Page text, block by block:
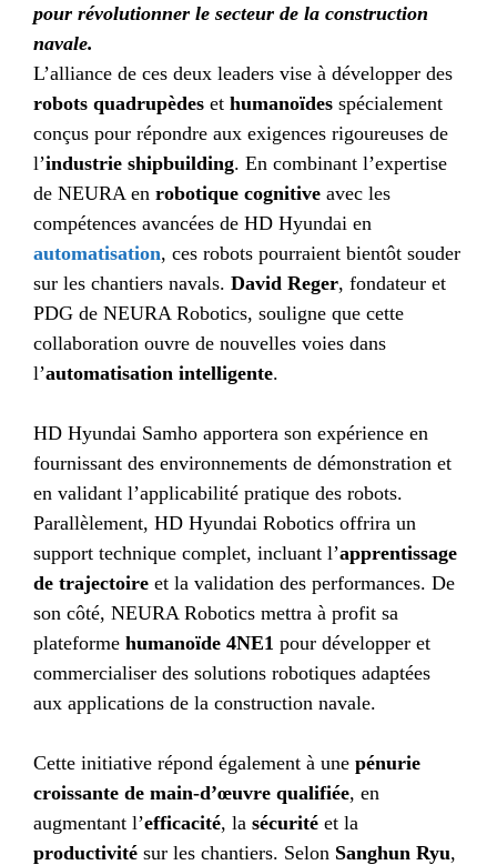
pour révolutionner le secteur de la construction
navale.
L’alliance de ces deux leaders vise à développer des
robots quadrupèdes et humanoïdes spécialement
conçus pour répondre aux exigences rigoureuses de
l’industrie shipbuilding. En combinant l’expertise
de NEURA en robotique cognitive avec les
compétences avancées de HD Hyundai en
automatisation, ces robots pourraient bientôt souder
sur les chantiers navals. David Reger, fondateur et
PDG de NEURA Robotics, souligne que cette
collaboration ouvre de nouvelles voies dans
l’automatisation intelligente.
HD Hyundai Samho apportera son expérience en
fournissant des environnements de démonstration et
en validant l’applicabilité pratique des robots.
Parallèlement, HD Hyundai Robotics offrira un
support technique complet, incluant l’apprentissage
de trajectoire et la validation des performances. De
son côté, NEURA Robotics mettra à profit sa
plateforme humanoïde 4NE1 pour développer et
commercialiser des solutions robotiques adaptées
aux applications de la construction navale.
Cette initiative répond également à une pénurie
croissante de main-d’œuvre qualifiée, en
augmentant l’efficacité, la sécurité et la
productivité sur les chantiers. Selon Sanghun Ryu,